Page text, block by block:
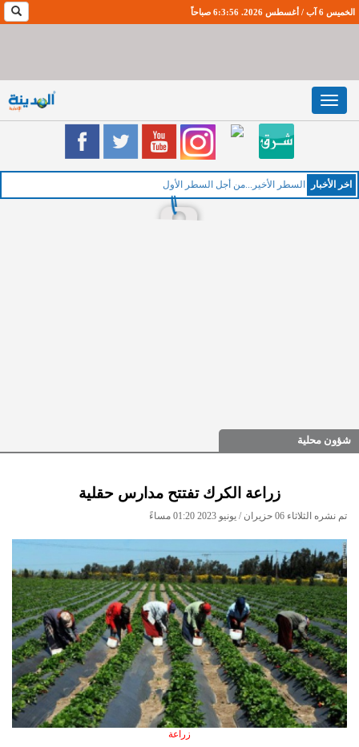
الخميس 6 آب / أغسطس 2026. 6:3:57 صباحاً
Toggle
navigation
اخر اﻷخبار السطر الأخير...من أجل السطر الأول
شؤون محلية
زراعة الكرك تفتتح مدارس حقلية
تم نشره الثلاثاء 06 حزيران / يونيو 2023 01:20 مساءً
زراعة